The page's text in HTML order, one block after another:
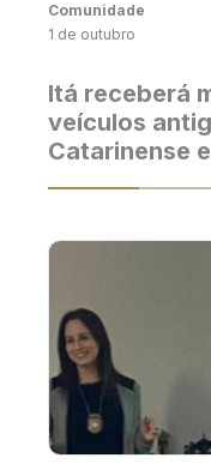
Comunidade
1 de outubro
Itá receberá
veículos
Catarinense